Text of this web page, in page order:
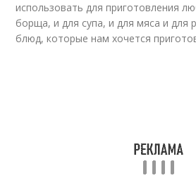
использовать для приготовления
борща, и для супа, и для мяса и
блюд, которые нам хочется